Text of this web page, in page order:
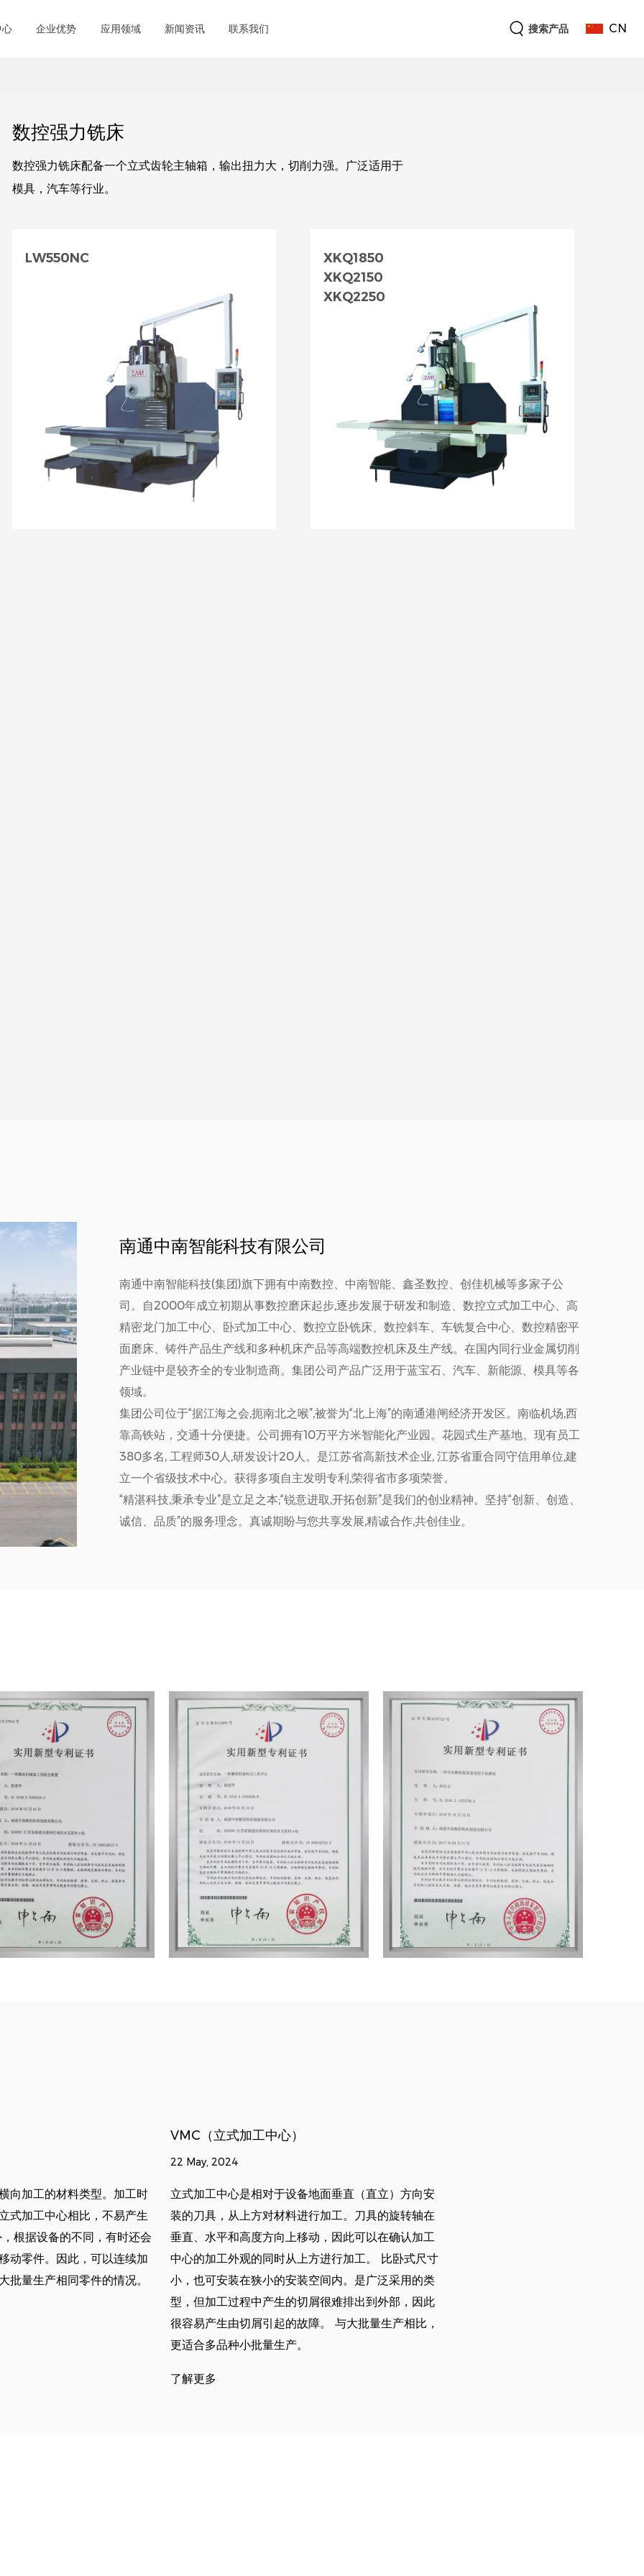
企业优势 应用领域 新闻资讯 联系我们 搜索产品 CN
数控强力铣床
数控强力铣床配备一个立式齿轮主轴箱，输出扭力大，切削力强。广泛适用于
模具，汽车等行业。
LW550NC
XKQ1850
XKQ2150
XKQ2250
南通中南智能科技有限公司
南通中南智能科技(集团)旗下拥有中南数控、中南智能、鑫圣数控、创佳机械等多家子公
司。自2000年成立初期从事数控磨床起步,逐步发展于研发和制造、数控立式加工中心、高
精密龙门加工中心、卧式加工中心、数控立卧铣床、数控斜车、车铣复合中心、数控精密平
面磨床、铸件产品生产线和多种机床产品等高端数控机床及生产线。在国内同行业金属切削
产业链中是较齐全的专业制造商。集团公司产品广泛用于蓝宝石、汽车、新能源、模具等各
领域。
集团公司位于“据江海之会,扼南北之喉”,被誉为“北上海”的南通港闸经济开发区。南临机场,西
靠高铁站，交通十分便捷。公司拥有10万平方米智能化产业园。花园式生产基地。现有员工
380多名, 工程师30人,研发设计20人。是江苏省高新技术企业, 江苏省重合同守信用单位,建
立一个省级技术中心。获得多项自主发明专利,荣得省市多项荣誉。
“精湛科技,秉承专业”是立足之本;“锐意进取,开拓创新”是我们的创业精神。坚持“创新、创造、
诚信、品质”的服务理念。真诚期盼与您共享发展,精诚合作,共创佳业。
向加工的材料类型。加工时
式加工中心相比，不易产生
根据设备的不同，有时还会
动零件。因此，可以连续加
批量生产相同零件的情况。
VMC（立式加工中心）
22 May, 2024
立式加工中心是相对于设备地面垂直（直立）方向安
装的刀具，从上方对材料进行加工。刀具的旋转轴在
垂直、水平和高度方向上移动，因此可以在确认加工
中心的加工外观的同时从上方进行加工。 比卧式尺寸
小，也可安装在狭小的安装空间内。是广泛采用的类
型，但加工过程中产生的切屑很难排出到外部，因此
很容易产生由切屑引起的故障。 与大批量生产相比，
更适合多品种小批量生产。
了解更多